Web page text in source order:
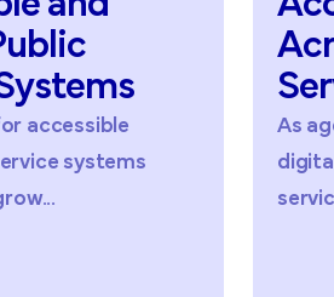
Across
Service Channels
As agencies work to improve
digital accessibility in government
services,...